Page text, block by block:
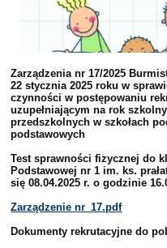
Zarządzenia nr 17/2025
22 stycznia 2025 roku w
czynności w postępowaniu
uzupełniającym na rok
przedszkolnych w szkołach
podstawowych
Test sprawności fizycznej do
Podstawowej nr 1 im. ks.
się 08.04.2025 r. o godzinie
Zarządzenie nr_17.pdf
Dokumenty rekrutacyjne do